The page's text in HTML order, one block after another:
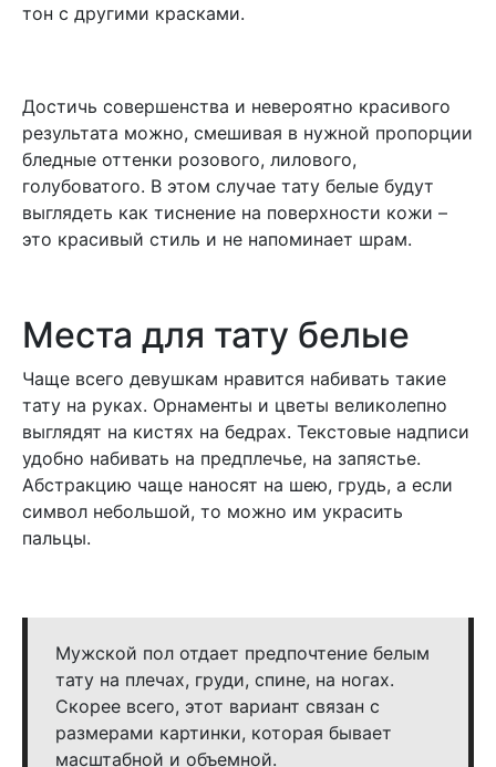
тон с другими красками.
Достичь совершенства и невероятно красивого
результата можно, смешивая в нужной пропорции
бледные оттенки розового, лилового,
голубоватого. В этом случае тату белые будут
выглядеть как тиснение на поверхности кожи –
это красивый стиль и не напоминает шрам.
Места для тату белые
Чаще всего девушкам нравится набивать такие
тату на руках. Орнаменты и цветы великолепно
выглядят на кистях на бедрах. Текстовые надписи
удобно набивать на предплечье, на запястье.
Абстракцию чаще наносят на шею, грудь, а если
символ небольшой, то можно им украсить
пальцы.
Мужской пол отдает предпочтение белым
тату на плечах, груди, спине, на ногах.
Скорее всего, этот вариант связан с
размерами картинки, которая бывает
масштабной и объемной.